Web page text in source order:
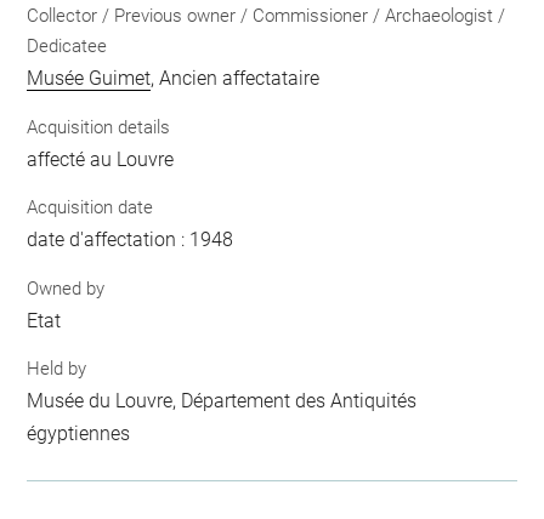
Collector / Previous owner / Commissioner / Archaeologist /
Dedicatee
Musée Guimet, Ancien affectataire
Acquisition details
affecté au Louvre
Acquisition date
date d'affectation : 1948
Owned by
Etat
Held by
Musée du Louvre, Département des Antiquités
égyptiennes